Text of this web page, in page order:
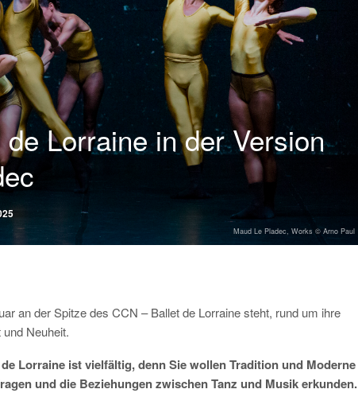
Lorraine in der Version
Maud Le Pladec, Works © Arno Paul
an der Spitze des CCN – Ballet de Lorraine steht, rund um ihre
Neuheit.
Lorraine ist vielfältig, denn Sie wollen Tradition und Moderne
und die Beziehungen zwischen Tanz und Musik erkunden.